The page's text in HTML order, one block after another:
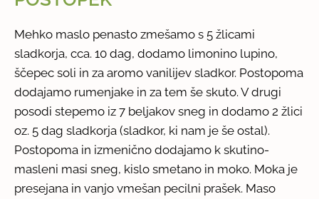
Mehko maslo penasto zmešamo s 5 žlicami
sladkorja, cca. 10 dag, dodamo limonino lupino,
ščepec soli in za aromo vanilijev sladkor. Postopoma
dodajamo rumenjake in za tem še skuto. V drugi
posodi stepemo iz 7 beljakov sneg in dodamo 2 žlici
oz. 5 dag sladkorja (sladkor, ki nam je še ostal).
Postopoma in izmenično dodajamo k skutino-
masleni masi sneg, kislo smetano in moko. Moka je
presejana in vanjo vmešan pecilni prašek. Maso